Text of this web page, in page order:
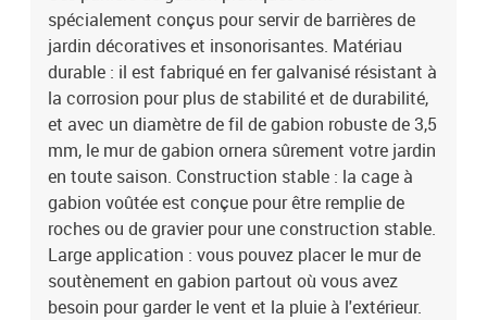
spécialement conçus pour servir de barrières de
jardin décoratives et insonorisantes. Matériau
durable : il est fabriqué en fer galvanisé résistant à
la corrosion pour plus de stabilité et de durabilité,
et avec un diamètre de fil de gabion robuste de 3,5
mm, le mur de gabion ornera sûrement votre jardin
en toute saison. Construction stable : la cage à
gabion voûtée est conçue pour être remplie de
roches ou de gravier pour une construction stable.
Large application : vous pouvez placer le mur de
soutènement en gabion partout où vous avez
besoin pour garder le vent et la pluie à l'extérieur.